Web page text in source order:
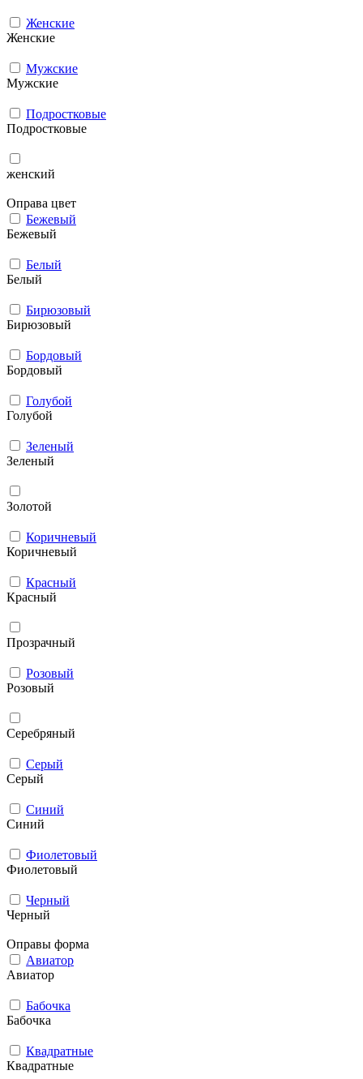
Женские
Женские
Мужcкие
Мужcкие
Подростковые
Подростковые
женский
Оправа цвет
Бежевый
Бежевый
Белый
Белый
Бирюзовый
Бирюзовый
Бордовый
Бордовый
Голубой
Голубой
Зеленый
Зеленый
Золотой
Коричневый
Коричневый
Красный
Красный
Прозрачный
Розовый
Розовый
Серебряный
Серый
Серый
Синий
Синий
Фиолетовый
Фиолетовый
Черный
Черный
Оправы форма
Авиатор
Авиатор
Бабочка
Бабочка
Квадратные
Квадратные